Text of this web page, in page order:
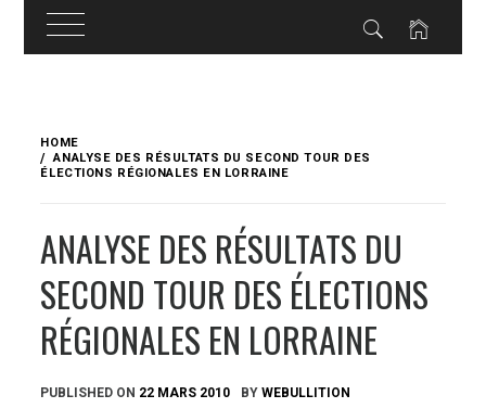
content
HOME
ANALYSE DES RÉSULTATS DU SECOND TOUR DES
ÉLECTIONS RÉGIONALES EN LORRAINE
ANALYSE DES RÉSULTATS DU
SECOND TOUR DES ÉLECTIONS
RÉGIONALES EN LORRAINE
PUBLISHED ON 22 MARS 2010 BYWEBULLITION